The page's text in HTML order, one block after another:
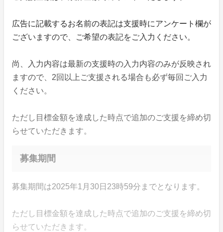
広告に記載するお名前の表記は支援時にアンケート欄が
ございますので、ご希望の表記をご入力ください。
尚、入力内容は最新の支援時の入力内容のみが反映され
ますので、2回以上ご支援される場合も必ず毎回ご入力
ください。
ただし目標金額を達成した時点で追加のご支援を締め切
らせていただきます。
募集期間
募集期間は2025年1月30日23時59分までとなります。
ただし目標金額を達成した時点で追加のご支援を締め切
らせていただきます。